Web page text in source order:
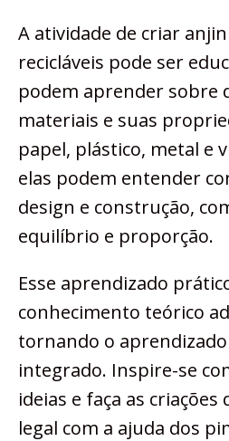
A atividade de criar
recicláveis pode ser
podem aprender sobre
materiais e suas
papel, plástico, metal e
elas podem entender
design e construção,
equilíbrio e proporção.
Esse aprendizado
conhecimento teórico
tornando o
integrado. Inspire-se
ideias e faça as criações
legal com a ajuda dos